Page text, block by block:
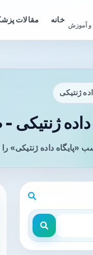
و آموزش
خانه مقالات
ژنتیکی
ژنتیکی -
«پایگاه داده ژنتیکی»